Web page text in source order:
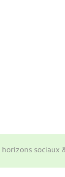
sociaux